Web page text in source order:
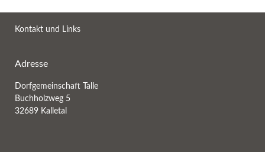
Kontakt und Links
Adresse
Dorfgemeinschaft Talle
Buchholzweg 5
32689 Kalletal